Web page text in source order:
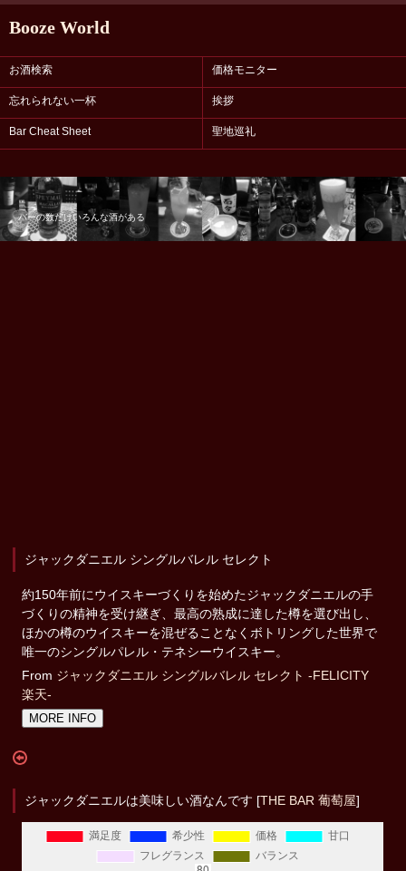
Booze World
お酒検索 価格モニター
忘れられない一杯 挨拶
Bar Cheat Sheet 聖地巡礼
バーの数だけいろんな酒がある
ジャックダニエル シングルバレル セレクト
約150年前にウイスキーづくりを始めたジャックダニエルの手
づくりの精神を受け継ぎ、最高の熟成に達した樽を選び出し、
ほかの樽のウイスキーを混ぜることなくボトリングした世界で
唯一のシングルパレル・テネシーウイスキー。
From ジャックダニエル シングルバレル セレクト -FELICITY
楽天-
MORE INFO
ジャックダニエルは美味しい酒なんです [THE BAR 葡萄屋]